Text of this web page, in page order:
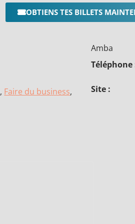
OBTIENS TES BILLETS
, Faire du business,
Amba
Téléphone
Site :